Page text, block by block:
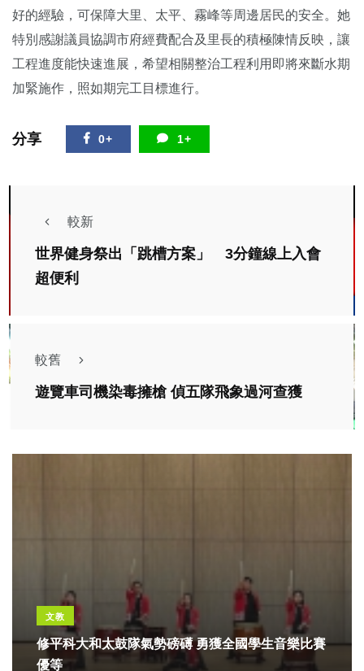
好的經驗，可保障大里、太平、霧峰等周邊居民的安全。她
特別感謝議員協調市府經費配合及里長的積極陳情反映，讓
工程進度能快速進展，希望相關整治工程利用即將來斷水期
加緊施作，照如期完工目標進行。
分享 0+ 1+
較新
世界健身祭出「跳槽方案」 3分鐘線上入會
超便利
較舊
遊覽車司機染毒擁槍 偵五隊飛象過河查獲
文教
修平科大和太鼓隊氣勢磅礡 勇獲全國學生音樂比賽
優等